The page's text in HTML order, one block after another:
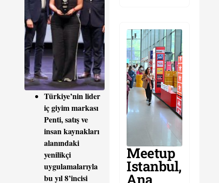
Türkiye’nin lider
iç giyim markası
Penti, satış ve
insan kaynakları
alanındaki
yenilikçi
uygulamalarıyla
bu yıl 8’incisi
Meetup
Istanbul,
Ana